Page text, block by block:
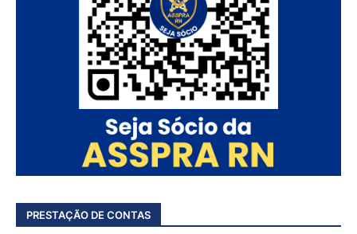
PRESTAÇÃO DE CONTAS